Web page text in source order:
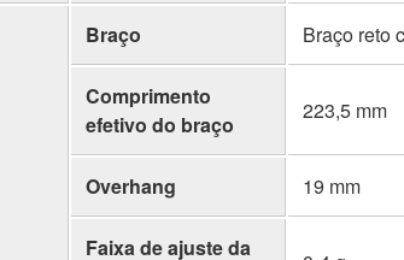
Braço Braço reto
Comprimento
efetivo do braço
223,5 mm
Overhang 19 mm
Faixa de ajuste da